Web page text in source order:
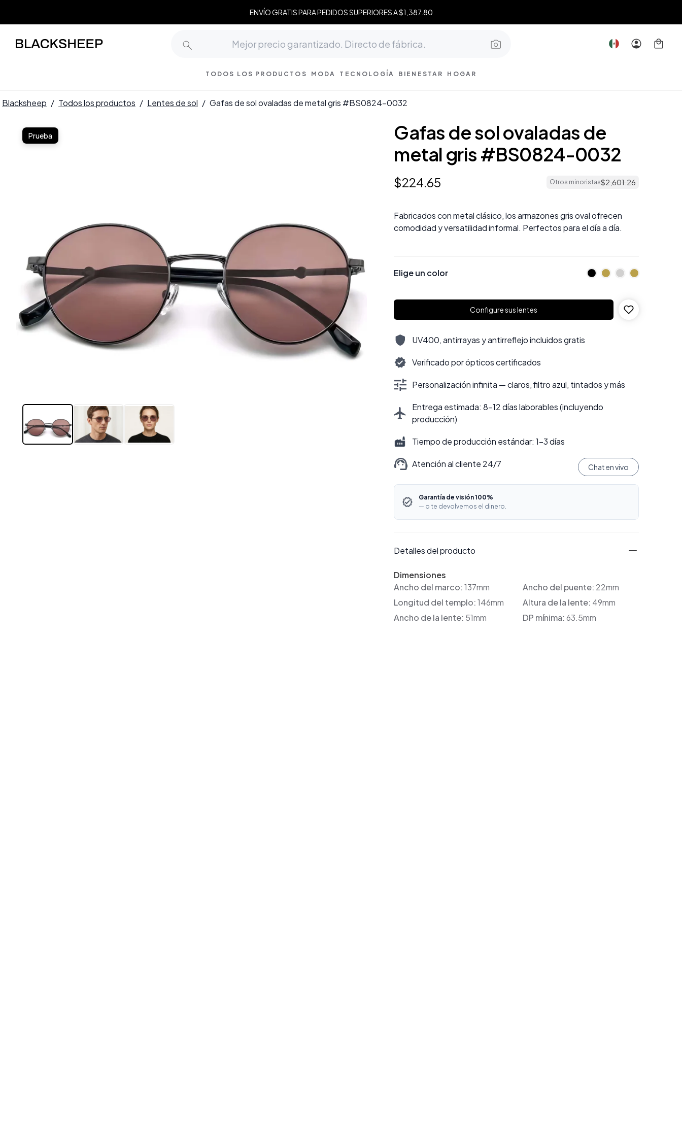
ENVÍO GRATIS PARA PEDIDOS SUPERIORES A $1,387.80
TODOS LOS PRODUCTOS MODA TECNOLOGÍA BIENESTAR HOGAR
Blacksheep / Todos los productos / Lentes de sol / Gafas de sol ovaladas de metal gris #BS0824-0032
Prueba
Gafas de sol ovaladas de
metal gris #BS0824-0032
$224.65 Otros minoristas$2,601.26
Fabricados con metal clásico, los armazones gris oval ofrecen
comodidad y versatilidad informal. Perfectos para el día a día.
Elige un color
Configure sus lentes
UV400, antirrayas y antirreflejo incluidos gratis
Verificado por ópticos certificados
Personalización infinita — claros, filtro azul, tintados y más
Entrega estimada: 8–12 días laborables (incluyendo
producción)
Tiempo de producción estándar: 1–3 días
Atención al cliente 24/7 Chat en vivo
Garantía de visión 100%
— o te devolvemos el dinero.
Detalles del producto
Dimensiones
Ancho del marco:137mm Ancho del puente: 22mm
Longitud del templo:146mm Altura de la lente: 49mm
Ancho de la lente: 51mm DP mínima:63.5mm